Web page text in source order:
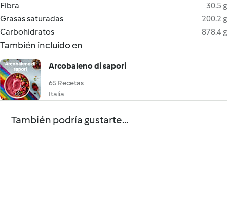
Fibra
30.5 g
Grasas saturadas
200.2 g
Carbohidratos
878.4 g
También incluido en
Arcobaleno di sapori
65 Recetas
Italia
También podría gustarte...